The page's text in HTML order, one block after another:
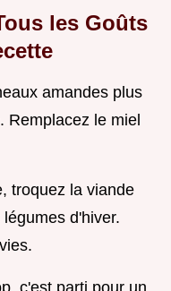
les Goûts
amandes plus
Remplacez le miel
troquez la viande
d'hiver.